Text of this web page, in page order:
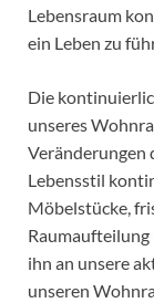
Lebensraum
ein Leben zu
Die
unseres
Veränderungen
Lebensstil
Möbelstücke,
Raumaufteilung
ihn an unsere
unseren